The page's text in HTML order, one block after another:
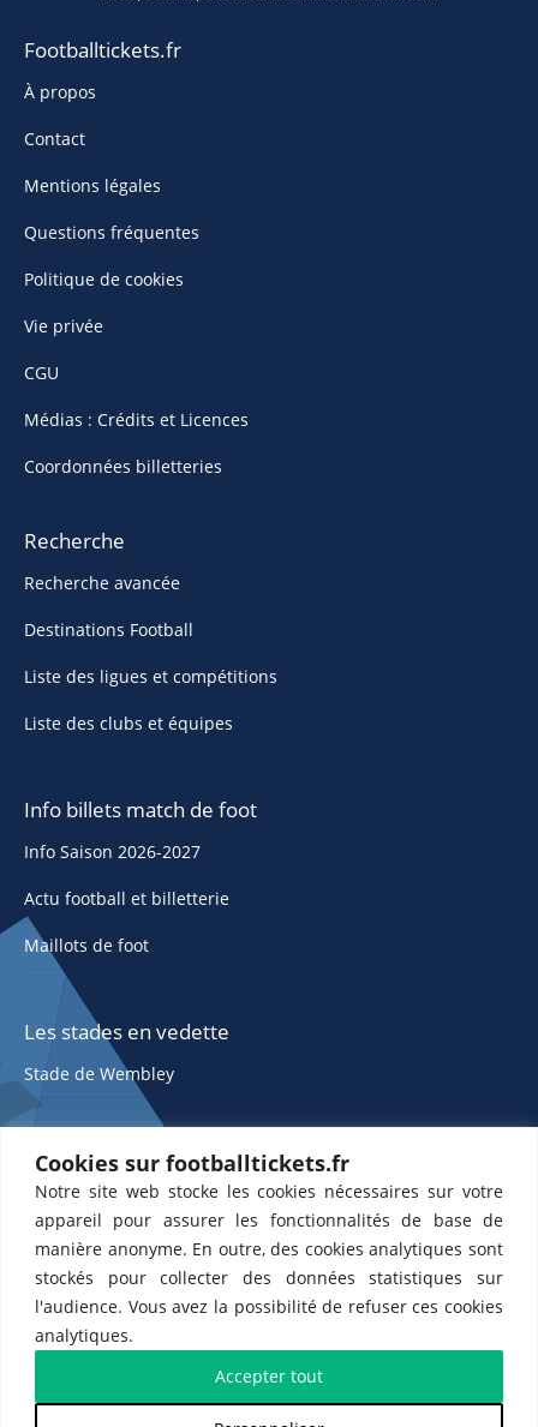
Cookies sur footballtickets.fr
Notre site web stocke les cookies nécessaires sur votre
appareil pour assurer les fonctionnalités de base de
manière anonyme. En outre, des cookies analytiques sont
stockés pour collecter des données statistiques sur
l'audience. Vous avez la possibilité de refuser ces cookies
analytiques.
Accepter tout
Footballtickets.fr
À propos
Contact
Mentions légales
Questions fréquentes
Politique de cookies
Vie privée
CGU
Médias : Crédits et Licences
Coordonnées billetteries
Recherche
Recherche avancée
Destinations Football
Liste des ligues et compétitions
Liste des clubs et équipes
Info billets match de foot
Info Saison 2026-2027
Actu football et billetterie
Maillots de foot
Les stades en vedette
Stade de Wembley
ETTS 365 SL, Rambla de Catalunya 38, 8, 1, 08007 Barcelone, Espagne |
Partenaires de l'US Changé 53 💙et de l'US Bretons de Paris 🤍